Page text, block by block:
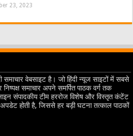
23, 2023
वेबसाइट है। जो हिंदी न्यूज साइटों में सबसे
समाचार अपने समर्पित पाठक वर्ग तक
संपादकीय टीम हररोज विशेष और विस्तृत कंटेंट
होती है, जिससे हर बड़ी घटना तत्काल पाठकों